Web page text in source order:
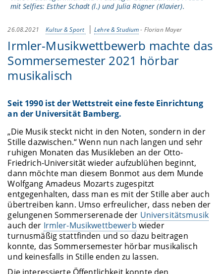
mit Selfies: Esther Schadt (l.) und Julia Rögner (Klavier).
26.08.2021 Kultur & Sport Lehre & Studium- Florian Mayer
Irmler-Musikwettbewerb machte das
Sommersemester 2021 hörbar
musikalisch
Seit 1990 ist der Wettstreit eine feste Einrichtung
an der Universität Bamberg.
„Die Musik steckt nicht in den Noten, sondern in der
Stille dazwischen.“ Wenn nun nach langen und sehr
ruhigen Monaten das Musikleben an der Otto-
Friedrich-Universität wieder aufzublühen beginnt,
dann möchte man diesem Bonmot aus dem Munde
Wolfgang Amadeus Mozarts zugespitzt
entgegenhalten, dass man es mit der Stille aber auch
übertreiben kann. Umso erfreulicher, dass neben der
gelungenen Sommerserenade der Universitätsmusik
auch der Irmler-Musikwettbewerb wieder
turnusmäßig stattfinden und so dazu beitragen
konnte, das Sommersemester hörbar musikalisch
und keinesfalls in Stille enden zu lassen.